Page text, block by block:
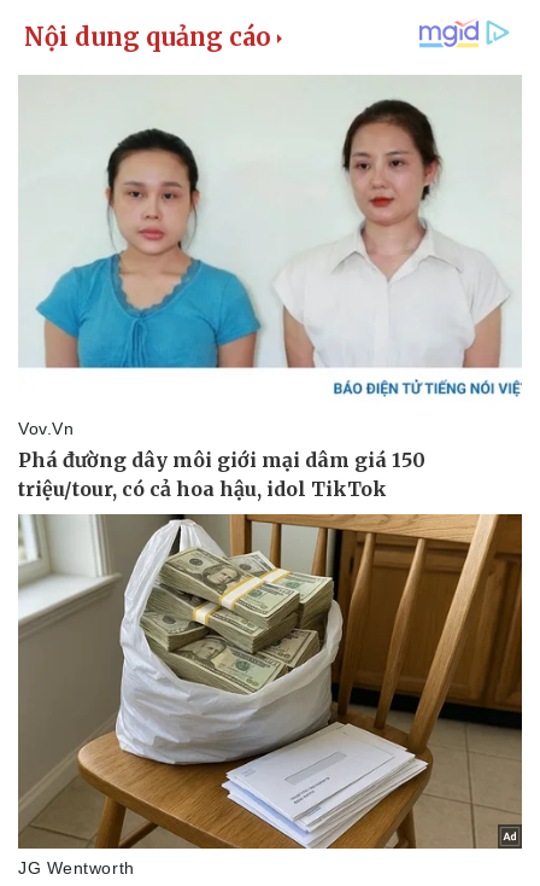
Pháp luật
Tư vấn luật
Quân sự - Quốc phòng
Vũ khí